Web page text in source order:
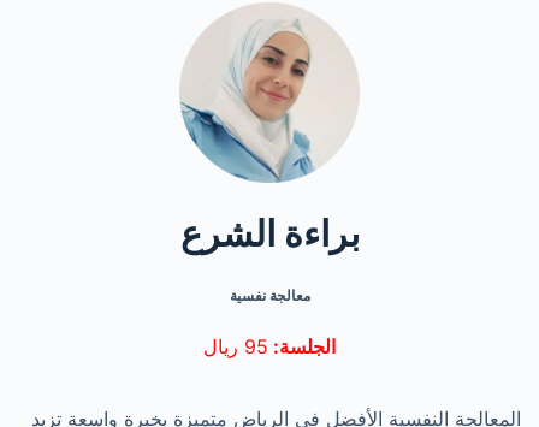
براءة الشرع
معالجة نفسية
الجلسة: 95 ريال
المعالجة النفسية الأفضل في الرياض متميزة بخبرة واسعة تزيد